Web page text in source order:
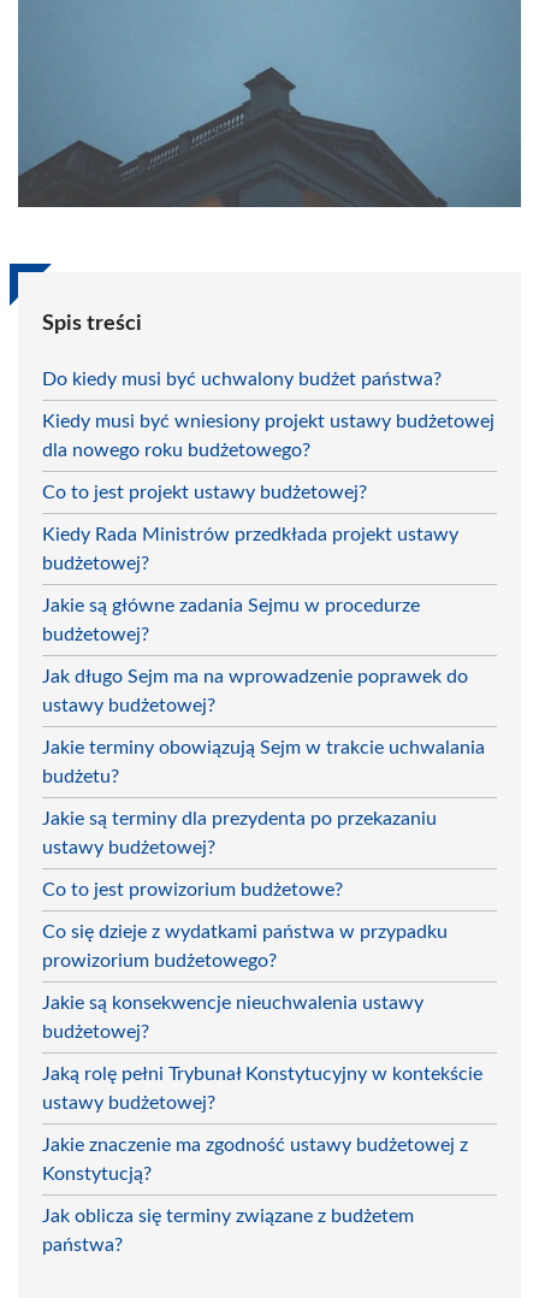
Spis treści
Do kiedy musi być uchwalony budżet państwa?
Kiedy musi być wniesiony projekt ustawy budżetowej
dla nowego roku budżetowego?
Co to jest projekt ustawy budżetowej?
Kiedy Rada Ministrów przedkłada projekt ustawy
budżetowej?
Jakie są główne zadania Sejmu w procedurze
budżetowej?
Jak długo Sejm ma na wprowadzenie poprawek do
ustawy budżetowej?
Jakie terminy obowiązują Sejm w trakcie uchwalania
budżetu?
Jakie są terminy dla prezydenta po przekazaniu
ustawy budżetowej?
Co to jest prowizorium budżetowe?
Co się dzieje z wydatkami państwa w przypadku
prowizorium budżetowego?
Jakie są konsekwencje nieuchwalenia ustawy
budżetowej?
Jaką rolę pełni Trybunał Konstytucyjny w kontekście
ustawy budżetowej?
Jakie znaczenie ma zgodność ustawy budżetowej z
Konstytucją?
Jak oblicza się terminy związane z budżetem
państwa?